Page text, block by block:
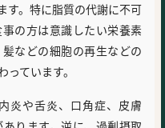
す。特に脂質の代謝に不可
の方は意識したい栄養素
などの細胞の再生などの
ています。
炎や舌炎、口角症、皮膚